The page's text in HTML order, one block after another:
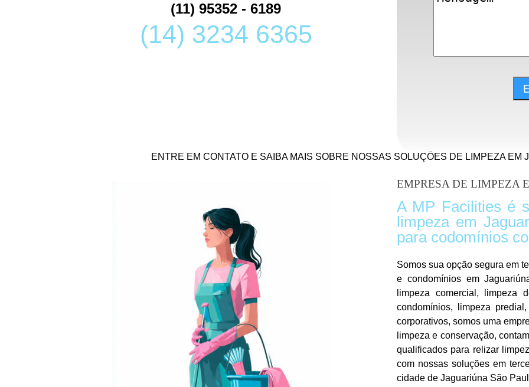
(11) 95352 - 6189
(14) 3234 6365
ENTRE EM CONTATO E SAIBA MAIS SOBRE NOSSAS SOLUÇÕES DE LIMPEZA EM
EMPRESA DE LIMPEZA
A MP Facilities é
limpeza em
para codomínios
Somos sua opção segura em
e condomínios em
limpeza comercial, limpeza
condomínios, limpeza
corporativos, somos uma
limpeza e conservação,
qualificados para relizar
com nossas soluções em
cidade de Jaguariúna São